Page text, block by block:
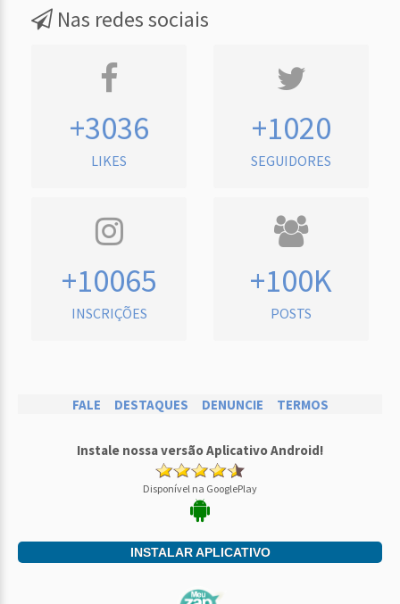
Nas redes sociais
+3036
LIKES
+1020
SEGUIDORES
+10065
INSCRIÇÕES
+100K
POSTS
FALE DESTAQUES DENUNCIE TERMOS
Instale nossa versão Aplicativo Android!
Disponível na GooglePlay
INSTALAR APLICATIVO